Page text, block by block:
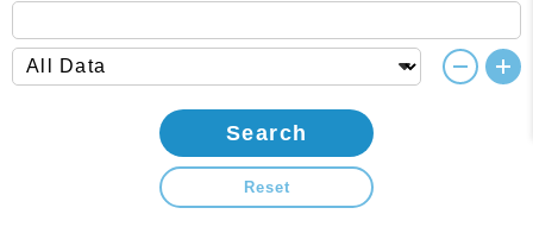
Search
Reset